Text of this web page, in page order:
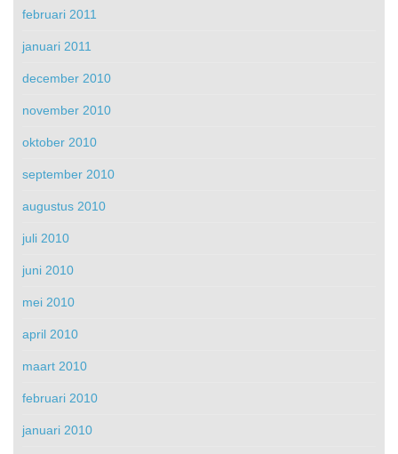
februari 2011
januari 2011
december 2010
november 2010
oktober 2010
september 2010
augustus 2010
juli 2010
juni 2010
mei 2010
april 2010
maart 2010
februari 2010
januari 2010